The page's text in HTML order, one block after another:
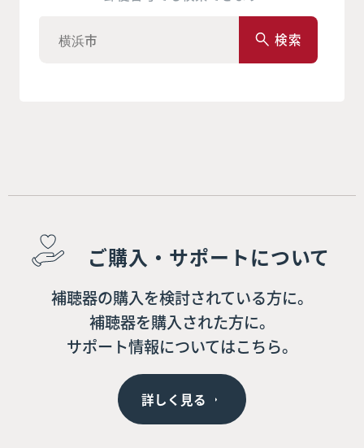
検索
ご購入・サポートについて
補聴器の購入を検討されている方に。
補聴器を購入された方に。
サポート情報についてはこちら。
詳しく見る